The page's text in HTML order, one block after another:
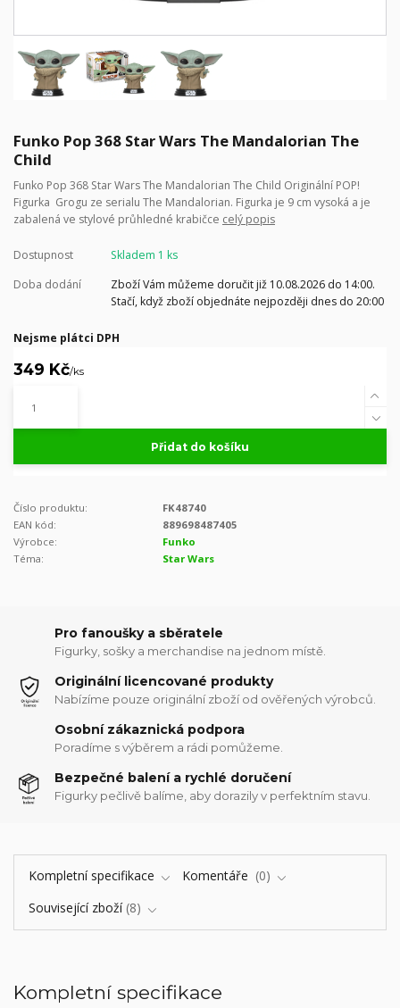
Funko Pop 368 Star Wars The Mandalorian The
Child
Funko Pop 368 Star Wars The Mandalorian The Child Originální POP!
Figurka Grogu ze serialu The Mandalorian. Figurka je 9 cm vysoká a je
zabalená ve stylové průhledné krabičce celý popis
Dostupnost
Skladem 1 ks
Doba dodání
Zboží Vám můžeme doručit již 10.08.2026 do 14:00.
Stačí, když zboží objednáte nejpozději dnes do 20:00
Nejsme plátci DPH
349 Kč/ks
Přidat do košíku
Číslo produktu:
FK48740
EAN kód:
889698487405
Výrobce:
Funko
Téma:
Star Wars
Pro fanoušky a sběratele
Figurky, sošky a merchandise na jednom místě.
Originální licencované produkty
Nabízíme pouze originální zboží od ověřených výrobců.
Osobní zákaznická podpora
Poradíme s výběrem a rádi pomůžeme.
Bezpečné balení a rychlé doručení
Figurky pečlivě balíme, aby dorazily v perfektním stavu.
Kompletní specifikace Komentáře
0
Související zboží 8
Kompletní specifikace